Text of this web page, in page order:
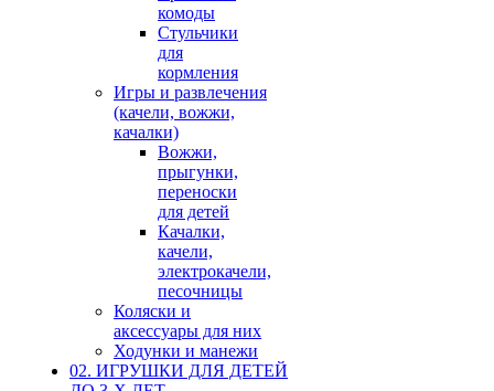
комоды
Стульчики
для
кормления
Игры и развлечения
(качели, вожжи,
качалки)
Вожжи,
прыгунки,
переноски
для детей
Качалки,
качели,
электрокачели,
песочницы
Коляски и
аксессуары для них
Ходунки и манежи
02. ИГРУШКИ ДЛЯ ДЕТЕЙ